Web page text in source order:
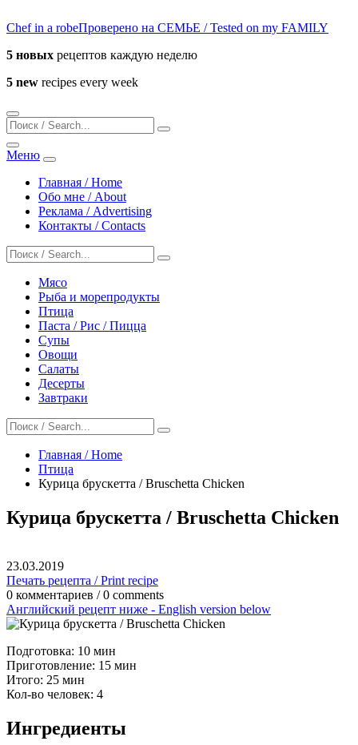
Chef in a robeПроверено на СЕМЬЕ / Tested on my FAMILY
5 новых рецептов каждую неделю
5 new recipes every week
Меню
Главная / Home
Обо мне / About
Реклама / Advertising
Контакты / Contacts
Мясо
Рыба и морепродукты
Птица
Паста / Рис / Пицца
Супы
Овощи
Салаты
Десерты
Завтраки
Главная / Home
Птица
Курица брускетта / Bruschetta Chicken
Курица брускетта / Bruschetta Chicken
23.03.2019
Печать рецепта / Print recipe
0 комментариев / 0 comments
Английский рецепт ниже - English version below
Подготовка: 10 мин
Приготовление: 15 мин
Итого: 25 мин
Кол-во человек: 4
Ингредиенты